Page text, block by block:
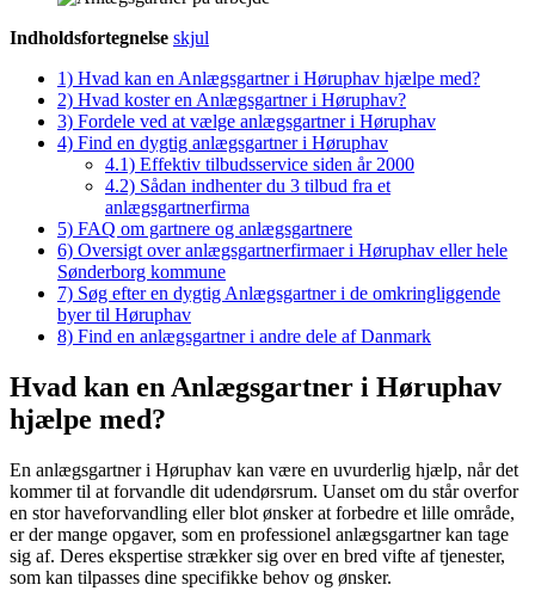
Indholdsfortegnelse skjul
1) Hvad kan en Anlægsgartner i Høruphav hjælpe med?
2) Hvad koster en Anlægsgartner i Høruphav?
3) Fordele ved at vælge anlægsgartner i Høruphav
4) Find en dygtig anlægsgartner i Høruphav
4.1) Effektiv tilbudsservice siden år 2000
4.2) Sådan indhenter du 3 tilbud fra et
anlægsgartnerfirma
5) FAQ om gartnere og anlægsgartnere
6) Oversigt over anlægsgartnerfirmaer i Høruphav eller hele
Sønderborg kommune
7) Søg efter en dygtig Anlægsgartner i de omkringliggende
byer til Høruphav
8) Find en anlægsgartner i andre dele af Danmark
Hvad kan en Anlægsgartner i Høruphav
hjælpe med?
En anlægsgartner i Høruphav kan være en uvurderlig hjælp, når det
kommer til at forvandle dit udendørsrum. Uanset om du står overfor
en stor haveforvandling eller blot ønsker at forbedre et lille område,
er der mange opgaver, som en professionel anlægsgartner kan tage
sig af. Deres ekspertise strækker sig over en bred vifte af tjenester,
som kan tilpasses dine specifikke behov og ønsker.